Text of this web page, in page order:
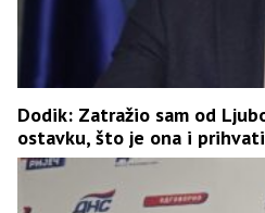
Dodik: Zatražio sam od
ostavku, što je ona i